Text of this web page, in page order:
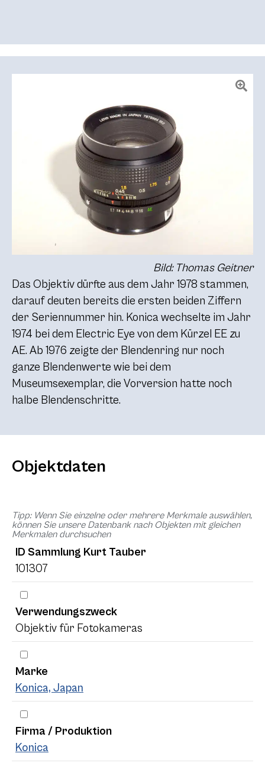
Bild: Thomas Geitner
Das Objektiv dürfte aus dem Jahr 1978 stammen,
darauf deuten bereits die ersten beiden Ziffern
der Seriennummer hin. Konica wechselte im Jahr
1974 bei dem Electric Eye von dem Kürzel EE zu
AE. Ab 1976 zeigte der Blendenring nur noch
ganze Blendenwerte wie bei dem
Museumsexemplar, die Vorversion hatte noch
halbe Blendenschritte.
Objektdaten
Tipp: Wenn Sie einzelne oder mehrere Merkmale auswählen,
können Sie unsere Datenbank nach Objekten mit gleichen
Merkmalen durchsuchen
ID Sammlung Kurt Tauber
101307
Verwendungszweck
Objektiv für Fotokameras
Marke
Konica, Japan
Firma / Produktion
Konica